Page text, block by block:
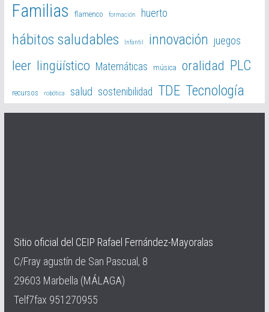
Familias flamenco formación huerto
hábitos saludables Infantil innovación juegos
leer lingüístico Matemáticas música oralidad PLC
recursos robótica salud sostenibilidad TDE Tecnología
Sitio oficial del CEIP Rafael Fernández-Mayoralas
C/Fray agustín de San Pascual, 8
29603 Marbella (MÁLAGA)
Telf7fax 951270955